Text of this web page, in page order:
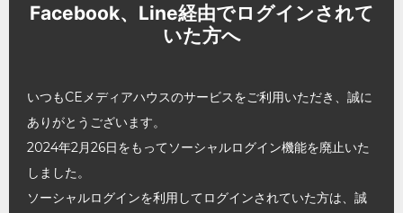
Facebook、Line経由でログインされて
いた方へ
いつもCEメディアハウスのサービスをご利用いただき、誠に
ありがとうございます。
2024年2月26日をもってソーシャルログイン機能を廃止いた
しました。
ソーシャルログインを利用してログインされていた方は、誠